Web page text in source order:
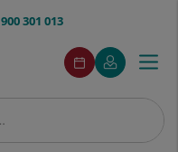
900 301 013
menuAcceso
Pedir
cita
Este
enlace
se
en
Mi
Quirónsalud
Este
enlace
se
en
ventana
nueva.
Menú